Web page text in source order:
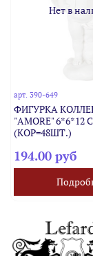
Нет в
арт.390-649
ФИГУРКА
"AMORE" 6*6*12
(КОР=48ШТ.)
194.00 руб